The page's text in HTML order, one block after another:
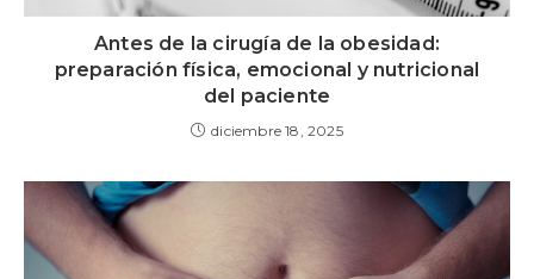
Antes de la cirugía de la obesidad:
preparación física, emocional y nutricional
del paciente
diciembre 18, 2025